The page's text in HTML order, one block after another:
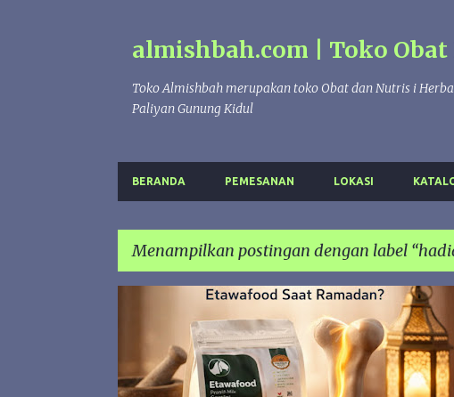
almishbah.com | Toko Obat
Toko Almishbah merupakan toko Obat dan Nutris i
Paliyan Gunung Kidul
BERANDA PEMESANAN LOKASI
Menampilkan postingan dengan label
i